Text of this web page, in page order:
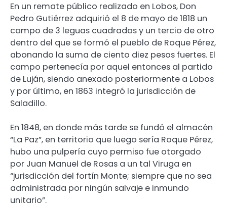
En un remate público realizado en Lobos, Don
Pedro Gutiérrez adquirió el 8 de mayo de 1818 un
campo de 3 leguas cuadradas y un tercio de otro
dentro del que se formó el pueblo de Roque Pérez,
abonando la suma de ciento diez pesos fuertes. El
campo pertenecía por aquel entonces al partido
de Luján, siendo anexado posteriormente a Lobos
y por último, en 1863 integró la jurisdicción de
Saladillo.
En 1848, en donde más tarde se fundó el almacén
“La Paz”, en territorio que luego sería Roque Pérez,
hubo una pulpería cuyo permiso fue otorgado
por Juan Manuel de Rosas a un tal Viruga en
“jurisdicción del fortín Monte; siempre que no sea
administrada por ningún salvaje e inmundo
unitario”.